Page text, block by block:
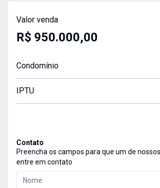
Valor venda
R$ 950.000,00
Condomínio
IPTU
Contato
Preencha os campos para que um de
entre em contato